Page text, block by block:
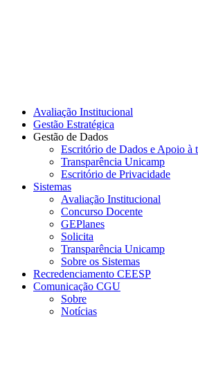
Avaliação Institucional
Gestão Estratégica
Gestão de Dados
Escritório de Dados e Apoio à
Transparência Unicamp
Escritório de Privacidade
Sistemas
Avaliação Institucional
Concurso Docente
GEPlanes
Solicita
Transparência Unicamp
Sobre os Sistemas
Recredenciamento CEESP
Comunicação CGU
Sobre
Notícias